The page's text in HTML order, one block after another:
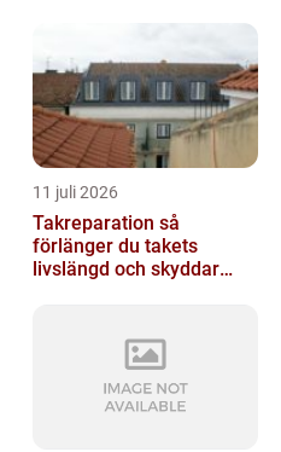
11 juli 2026
Takreparation så
förlänger du takets
livslängd och skyddar